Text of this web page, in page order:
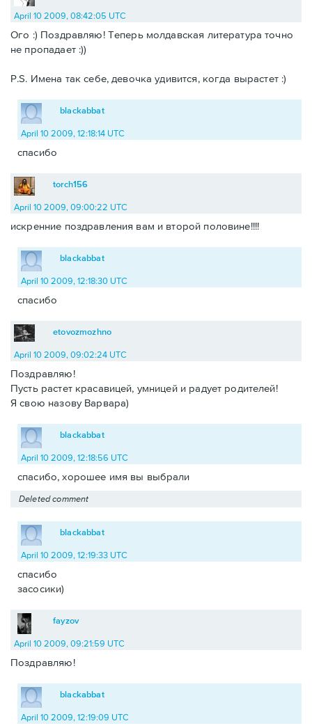
April 10 2009, 08:42:05 UTC
Ого :) Поздравляю! Теперь молдавская литература точно
не пропадает :))
P.S. Имена так себе, девочка удивится, когда вырастет :)
blackabbat
April 10 2009, 12:18:14 UTC
спасибо
torch156
April 10 2009, 09:00:22 UTC
искренние поздравления вам и второй половине!!!!
blackabbat
April 10 2009, 12:18:30 UTC
спасибо
etovozmozhno
April 10 2009, 09:02:24 UTC
Поздравляю!
Пусть растет красавицей, умницей и радует родителей!
Я свою назову Варвара)
blackabbat
April 10 2009, 12:18:56 UTC
спасибо, хорошее имя вы выбрали
Deleted comment
blackabbat
April 10 2009, 12:19:33 UTC
спасибо
засосики)
fayzov
April 10 2009, 09:21:59 UTC
Поздравляю!
blackabbat
April 10 2009, 12:19:09 UTC